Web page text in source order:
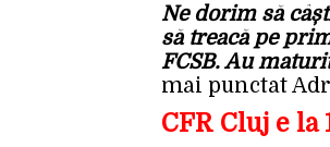
Ne dorim să
să treacă pe
FCSB. Au
mai punctat
CFR Cluj e